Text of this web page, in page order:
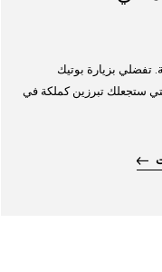
تفضلي بزيارة بوتيك
ستجعلك تبرزين كملكة في